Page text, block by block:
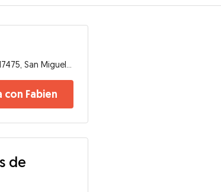
con Fabien
de